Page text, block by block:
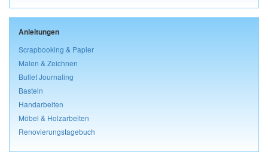
Anleitungen
Scrapbooking & Papier
Malen & Zeichnen
Bullet Journaling
Basteln
Handarbeiten
Möbel & Holzarbeiten
Renovierungstagebuch